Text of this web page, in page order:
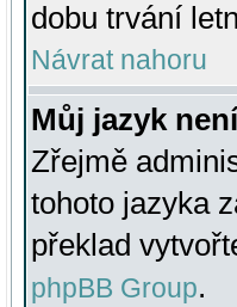
dobu trvání
Návrat nahoru
Můj jazyk
Zřejmě
tohoto jazyka
překlad
phpBB Group.